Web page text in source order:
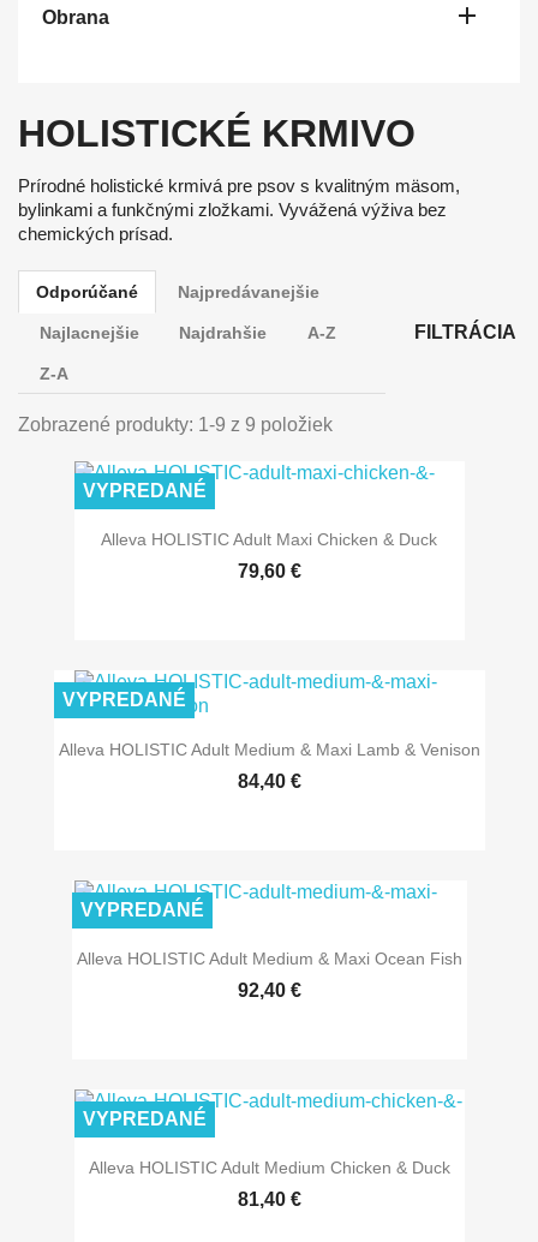
Obrana 
HOLISTICKÉ KRMIVO
Prírodné holistické krmivá pre psov s kvalitným mäsom,
bylinkami a funkčnými zložkami. Vyvážená výživa bez
chemických prísad.
Odporúčané Najpredávanejšie
Najlacnejšie Najdrahšie A-Z
Z-A
FILTRÁCIA
Zobrazené produkty: 1-9 z 9 položiek
Alleva HOLISTIC Adult Maxi Chicken & Duck
79,60 €
VYPREDANÉ
Alleva HOLISTIC Adult Medium & Maxi Lamb & Venison
84,40 €
VYPREDANÉ
Alleva HOLISTIC Adult Medium & Maxi Ocean Fish
92,40 €
VYPREDANÉ
Alleva HOLISTIC Adult Medium Chicken & Duck
81,40 €
VYPREDANÉ